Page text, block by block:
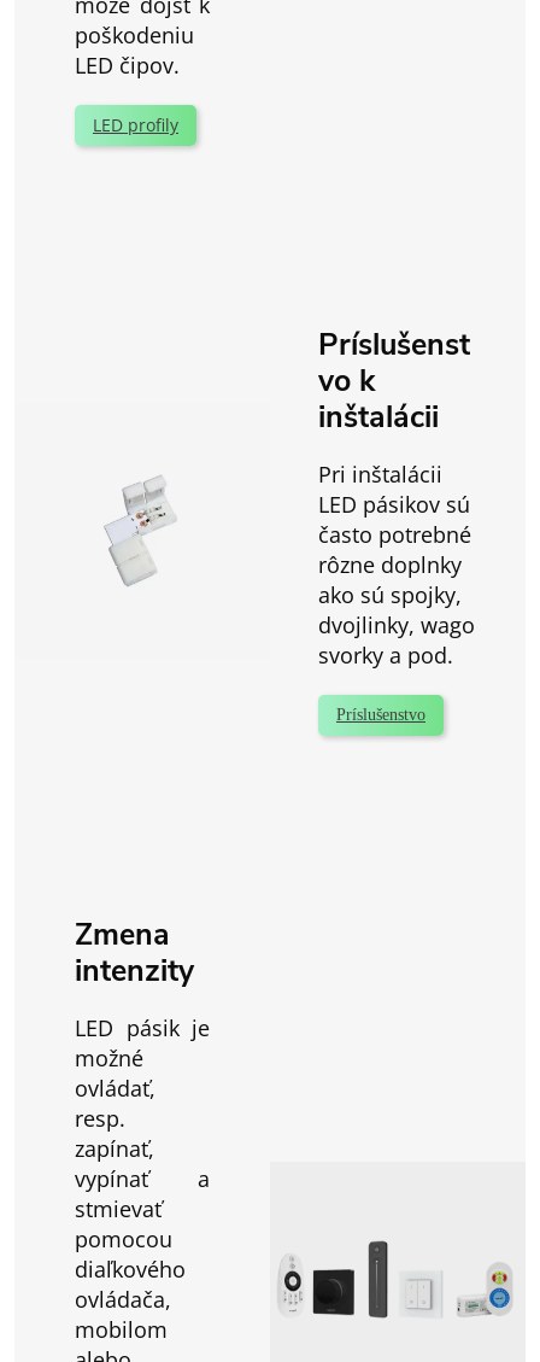
poškodeniu
LED čipov.
LED profily
Príslušenst
vo k
inštalácii
Pri inštalácii
LED pásikov sú
často potrebné
rôzne doplnky
ako sú spojky,
dvojlinky, wago
svorky a pod.
Príslušenstvo
Zmena
intenzity
LED pásik je
možné
ovládať,
resp.
zapínať,
vypínať a
stmievať
pomocou
diaľkového
ovládača,
mobilom